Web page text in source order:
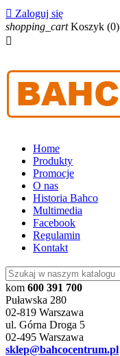
 Zaloguj się
shopping_cart Koszyk (0)

Home
Produkty
Promocje
O nas
Historia Bahco
Multimedia
Facebook
Regulamin
Kontakt
kom 600 391 700
Puławska 280
02-819 Warszawa
ul. Górna Droga 5
02-495 Warszawa
sklep@bahcocentrum.pl